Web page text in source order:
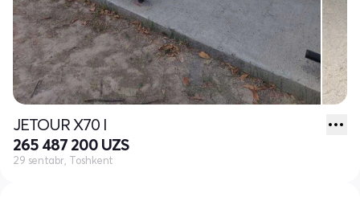
JETOUR X70 I
265 487 200 UZS
29 sentabr, Toshkent